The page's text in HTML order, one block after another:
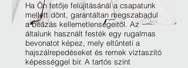
Ha Ön tetője felújításánál a csapatunk
mellett dönt, garantáltan megszabadul
a beázás kellemetlenségeitõl. Az
általunk használt festék egy rugalmas
bevonatot képez, mely eltûnteti a
hajszálrepedéseket és remek víztaszító
képességgel bír. A tartós színt